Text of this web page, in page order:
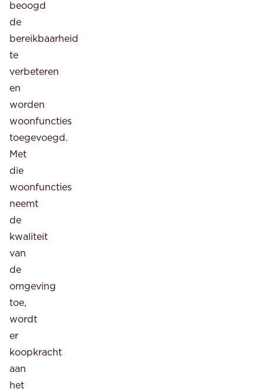
v.o.n.
in
het
deelplan
Stationsgebied.
Doelstelling
is
om
daarna
te
starten
met
het
Schiereiland.
Tussen
de
Waterleidingstraat,
de
Oosthavenkade
en
de
rivier
zijn
circa
beoogd
de
bereikbaarheid
te
verbeteren
en
worden
woonfuncties
toegevoegd.
Met
die
woonfuncties
neemt
de
kwaliteit
van
de
omgeving
toe,
wordt
er
koopkracht
aan
het